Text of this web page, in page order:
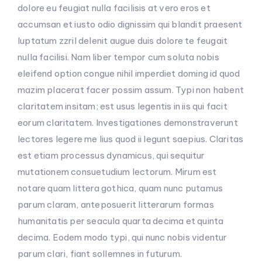
dolore eu feugiat nulla facilisis at vero eros et
accumsan et iusto odio dignissim qui blandit praesent
luptatum zzril delenit augue duis dolore te feugait
nulla facilisi. Nam liber tempor cum soluta nobis
eleifend option congue nihil imperdiet doming id quod
mazim placerat facer possim assum. Typi non habent
claritatem insitam; est usus legentis in iis qui facit
eorum claritatem. Investigationes demonstraverunt
lectores legere me lius quod ii legunt saepius. Claritas
est etiam processus dynamicus, qui sequitur
mutationem consuetudium lectorum. Mirum est
notare quam littera gothica, quam nunc putamus
parum claram, anteposuerit litterarum formas
humanitatis per seacula quarta decima et quinta
decima. Eodem modo typi, qui nunc nobis videntur
parum clari, fiant sollemnes in futurum.